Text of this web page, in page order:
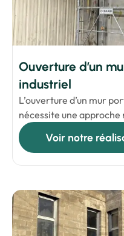
Ouverture d’un
industriel
L’ouverture d’un mur
nécessite une approche
Voir notre